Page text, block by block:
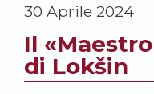
30 Aprile 2024
Il
di Lokšin